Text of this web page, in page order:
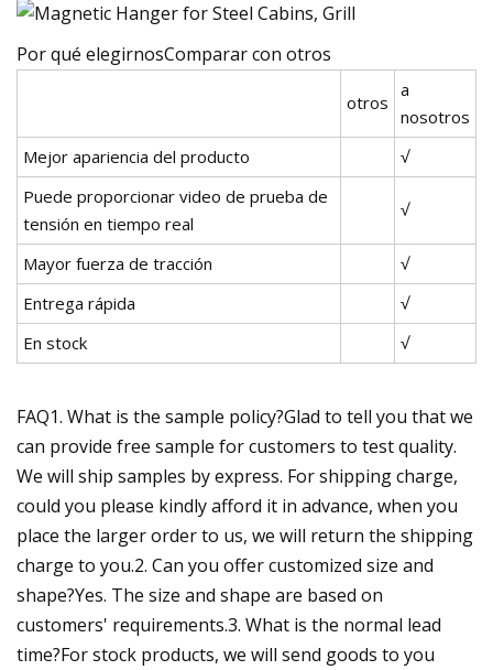
Por qué elegirnosComparar con otros
otros
a
nosotros
Mejor apariencia del producto
√
Puede proporcionar video de prueba de
tensión en tiempo real
√
Mayor fuerza de tracción
√
Entrega rápida
√
En stock
√
FAQ1. What is the sample policy?Glad to tell you that we
can provide free sample for customers to test quality.
We will ship samples by express. For shipping charge,
could you please kindly afford it in advance, when you
place the larger order to us, we will return the shipping
charge to you.2. Can you offer customized size and
shape?Yes. The size and shape are based on
customers' requirements.3. What is the normal lead
time?For stock products, we will send goods to you